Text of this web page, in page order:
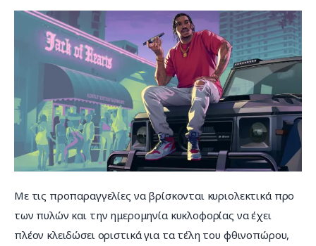
Με τις προπαραγγελίες να βρίσκονται κυριολεκτικά προ
των πυλών και την ημερομηνία κυκλοφορίας να έχει
πλέον κλειδώσει οριστικά για τα τέλη του φθινοπώρου,